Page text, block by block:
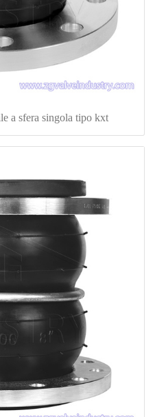
a sfera singola tipo kxt